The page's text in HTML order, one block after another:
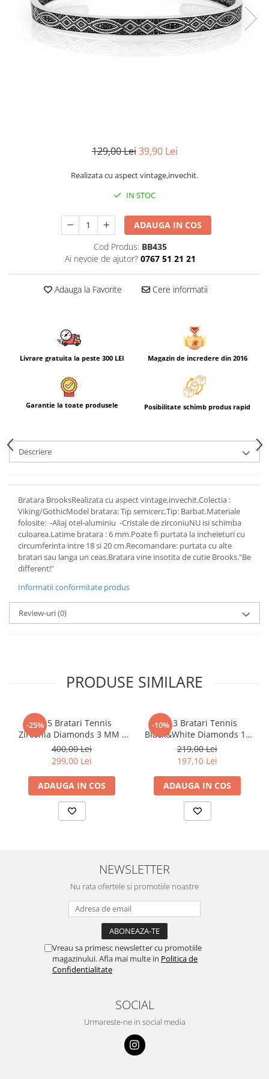
CERCEI
CEASURI DAMA
129,00 Lei 39,90 Lei
Realizata cu aspect vintage,invechit.
IN STOC
ADAUGA IN COS
Cod Produs: BB435
Ai nevoie de ajutor? 0767 51 21 21
Adauga la Favorite Cere informatii
Livrare gratuita la peste 300 LEI Magazin de incredere din 2016
Garantie la toate produsele Posibilitate schimb produs rapid
Descriere
Bratara BrooksRealizata cu aspect vintage,invechit.Colectia :
Viking/GothicModel bratara: Tip semicerc.Tip: Barbat.Materiale
folosite: -Aliaj otel-aluminiu -Cristale de zirconiuNU isi schimba
culoarea.Latime bratara : 6 mm.Poate fi purtata la incheieturi cu
circumferinta intre 18 si 20 cm.Recomandare: purtata cu alte
bratari sau langa un ceas.Bratara vine insotita de cutie Brooks."Be
different!"
Informatii conformitate produs
Review-uri(0)
PRODUSE SIMILARE
-25%
Set 5 Bratari Tennis
Zirconia Diamonds 3 MM /
19.5 CM
400,00 Lei
299,00 Lei
ADAUGA IN COS
-10%
Set 3 Bratari Tennis
Black&White Diamonds 19
CM
219,00 Lei
197,10 Lei
ADAUGA IN COS
NEWSLETTER
Nu rata ofertele si promotiile noastre
Vreau sa primesc newsletter cu promotiile
magazinului. Afla mai multe in Politica de
Confidentialitate
SOCIAL
Urmareste-ne in social media